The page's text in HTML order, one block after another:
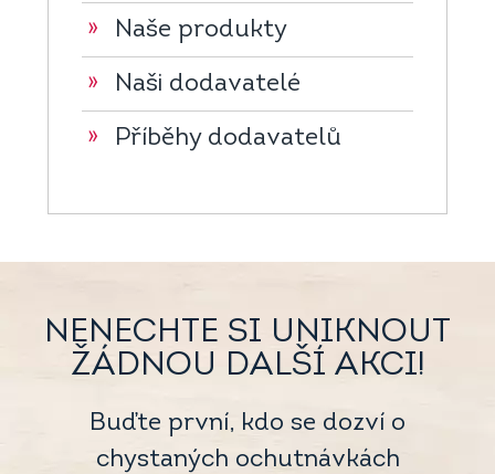
» Naše produkty
» Naši dodavatelé
» Příběhy dodavatelů
NENECHTE SI UNIKNOUT
ŽÁDNOU DALŠÍ AKCI!
Buďte první, kdo se dozví o
chystaných ochutnávkách